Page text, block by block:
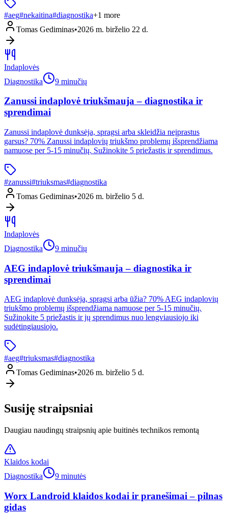
#aeg#nekaitina#diagnostika+1 more
Tomas Gediminas•2026 m. birželio 22 d.
Indaplovės
Diagnostika
9 minučių
Zanussi indaplovė triukšmauja – diagnostika ir
sprendimai
Zanussi indaplovė dunksėja, spragsi arba skleidžia neįprastus
garsus? 70% Zanussi indaplovių triukšmo problemų išsprendžiama
namuose per 5-15 minučių. Sužinokite 5 priežastis ir sprendimus.
#zanussi#triuksmas#diagnostika
Tomas Gediminas•2026 m. birželio 5 d.
Indaplovės
Diagnostika
9 minučių
AEG indaplovė triukšmauja – diagnostika ir
sprendimai
AEG indaplovė dunksėja, spragsi arba ūžia? 70% AEG indaplovių
triukšmo problemų išsprendžiama namuose per 5-15 minučių.
Sužinokite 5 priežastis ir jų sprendimus nuo lengviausiojo iki
sudėtingiausiojo.
#aeg#triuksmas#diagnostika
Tomas Gediminas•2026 m. birželio 5 d.
Susiję straipsniai
Daugiau naudingų straipsnių apie buitinės technikos remontą
Klaidos kodai
Diagnostika
9 minutės
Worx Landroid klaidos kodai ir pranešimai – pilnas
gidas